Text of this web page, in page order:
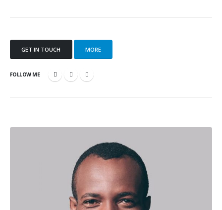
GET IN TOUCH MORE
FOLLOW ME